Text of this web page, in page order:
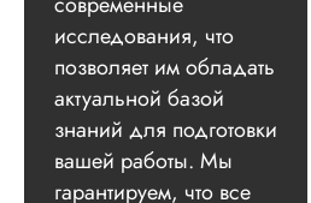
исследования, что
позволяет им обладать
актуальной базой
знаний для подготовки
вашей работы. Мы
гарантируем, что все